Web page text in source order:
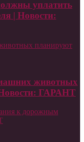
уплатить
| Новости:
планируют
животных
ГАРАНТ
к дорожным